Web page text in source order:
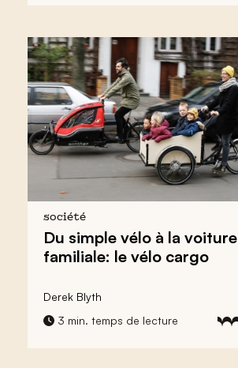
société
Du simple vélo à la voiture
familiale: le vélo cargo
Derek Blyth
3 min. temps de lecture